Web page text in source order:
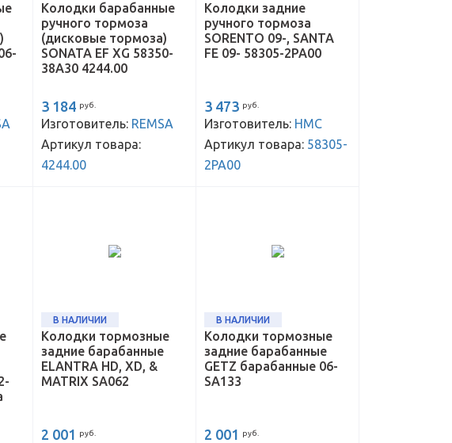
Колодки барабанные
ручного тормоза
(дисковые тормоза)
SONATA EF XG 58350-
38A30 4244.00
3 184 руб.
Изготовитель: REMSA
Артикул товара:
4244.00
Колодки задние
ручного тормоза
SORENTO 09-, SANTA
FE 09- 58305-2PA00
3 473 руб.
Изготовитель: HMC
Артикул товара: 58305-
2PA00
В НАЛИЧИИ
Колодки тормозные
задние барабанные
ELANTRA HD, XD, &
MATRIX SA062
2 001 руб.
В НАЛИЧИИ
Колодки тормозные
задние барабанные
GETZ барабанные 06-
SA133
2 001 руб.